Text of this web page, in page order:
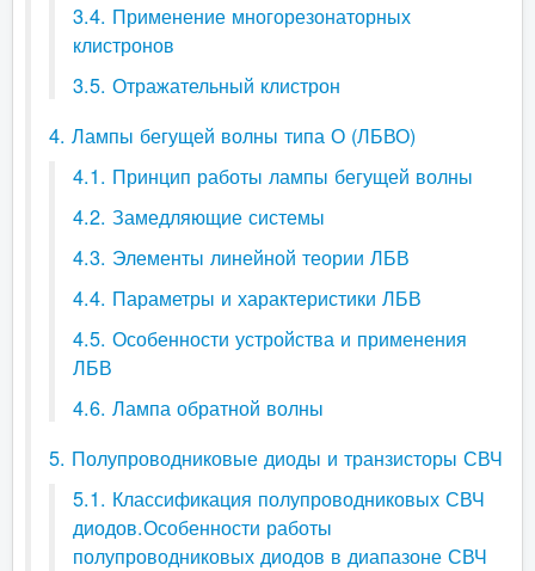
3.4. Применение многорезонаторных
клистронов
3.5. Отражательный клистрон
4. Лампы бегущей волны типа О (ЛБВО)
4.1. Принцип работы лампы бегущей волны
4.2. Замедляющие системы
4.3. Элементы линейной теории ЛБВ
4.4. Параметры и характеристики ЛБВ
4.5. Особенности устройства и применения
ЛБВ
4.6. Лампа обратной волны
5. Полупроводниковые диоды и транзисторы СВЧ
5.1. Классификация полупроводниковых СВЧ
диодов.Особенности работы
полупроводниковых диодов в диапазоне СВЧ